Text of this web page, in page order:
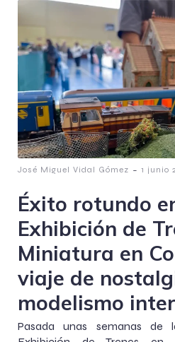
José Miguel Vidal Gómez - 1 junio
Éxito rotundo
Exhibición de
Miniatura en
viaje de
modelismo
Pasada unas semanas